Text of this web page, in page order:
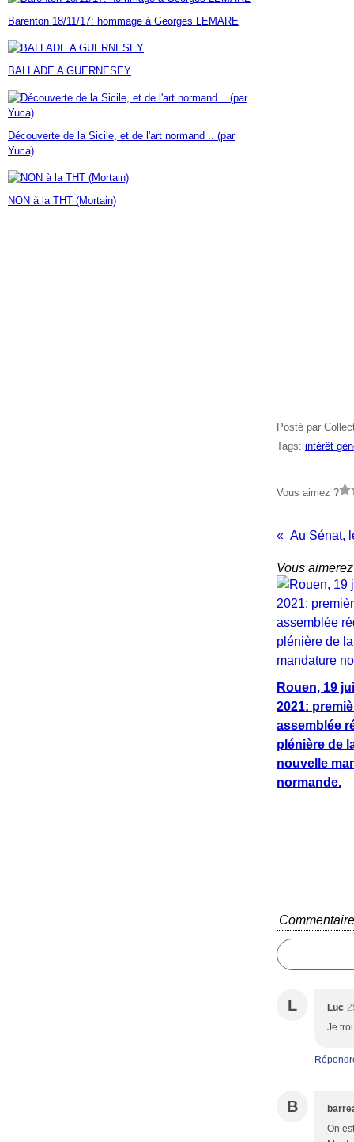
Janvier(7)
Février(9)
Janvier(18)
Mars(60)
Février(24)
Janvier(23)
Avril(14)
Mars (17)
Février(46)
Janvier (35)
Barenton 18/11/17: hommage à Georges LEMARE
BALLADE A GUERNESEY
Découverte de la Sicile, et de l'art normand .. (par
Yuca)
NON à la THT (Mortain)
Posté par
Tags: intérêt
Vous aimez ?
Vous
Rouen, 19
2021:
assemblée
plénière de
nouvelle
normande.
L Luc
Je
B
On